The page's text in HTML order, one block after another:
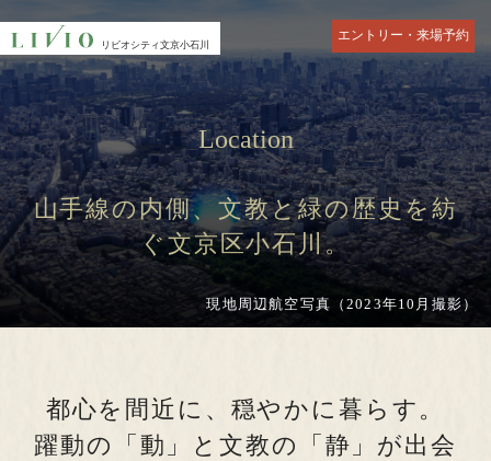
リビオシティ 文京小石川
エントリー・来場予約
リビオシティ 文京小石川
トップ
Residence
文京区最大 住･商･緑の邸宅
Residence
ランドスケープ
Residence
ZEH-M Orientedと低炭素住宅
Commonspace
共用空間
Service
Plan Landlease
Access
アクセス
Location
躍動と静寂の懐「文京区」
リビオシティ 文京小石川
現地周辺航空写真（2023年10月撮影）
Location
山手線の内側、文教と緑の歴史を紡
ぐ文京区小石川。
都心を間近に、穏やかに暮らす。
躍動の「動」と文教の「静」が出会